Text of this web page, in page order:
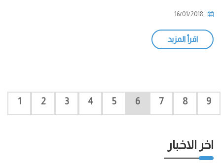
16/01/2018
اقرأ المزيد
1 2 3 4 5 6 7 8 9
اخر الاخبار